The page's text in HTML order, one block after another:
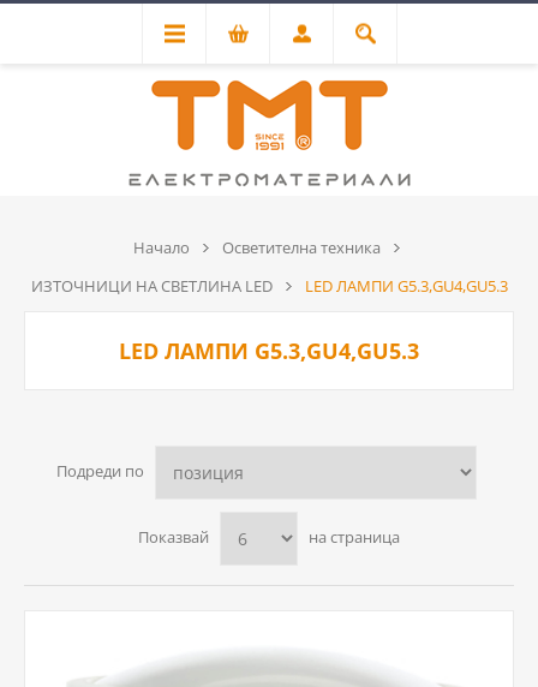
Начало
Осветителна техника
ИЗТОЧНИЦИ НА СВЕТЛИНА LED
LED ЛАМПИ G5.3,GU4,GU5.3
LED ЛАМПИ G5.3,GU4,GU5.3
Подреди по
Показвай на страница